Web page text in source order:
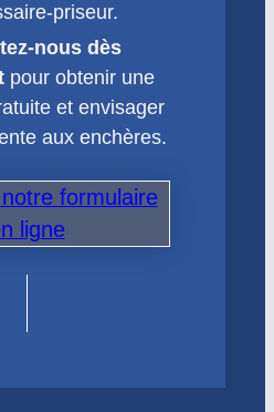
priseur.
nous dès
pour obtenir une
et envisager
aux enchères.
formulaire
ligne